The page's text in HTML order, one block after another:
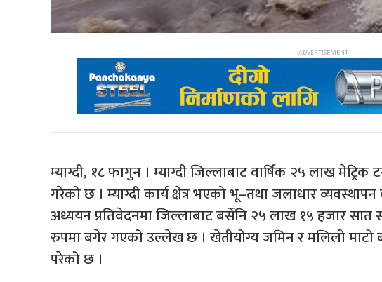
म्याग्दी, १८ फागुन । म्याग्दी जिल्लाबाट वार्षिक २५ लाख
गरेको छ । म्याग्दी कार्य क्षेत्र भएको भू–तथा जलाधार
अध्ययन प्रतिवेदनमा जिल्लाबाट बर्सेनि २५ लाख १५ हजार
रुपमा बगेर गएको उल्लेख छ । खेतीयोग्य जमिन र मलिलो माटो
परेको छ ।